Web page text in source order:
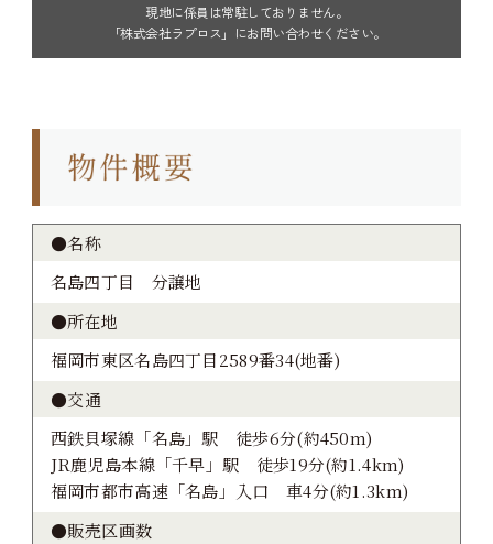
現地に係員は常駐しておりません。
「株式会社ラプロス」にお問い合わせください。
●名称
名島四丁目 分譲地
●所在地
福岡市東区名島四丁目2589番34(地番)
●交通
西鉄貝塚線「名島」駅 徒歩6分(約450m)
JR鹿児島本線「千早」駅 徒歩19分(約1.4km)
福岡市都市高速「名島」入口 車4分(約1.3km)
●販売区画数